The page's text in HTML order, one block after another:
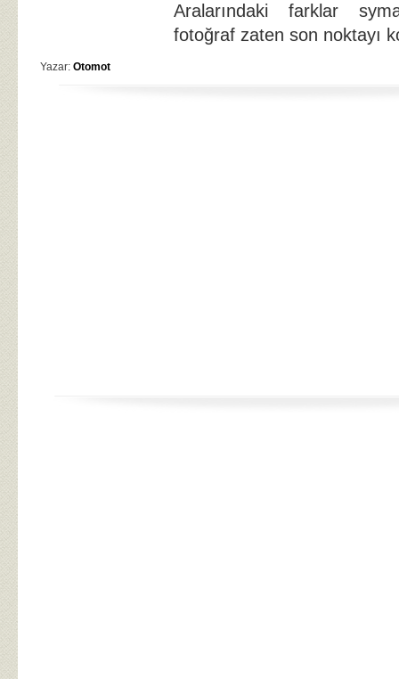
Aralarındaki farklar
fotoğraf zaten son noktayı
Yazar: Otomot